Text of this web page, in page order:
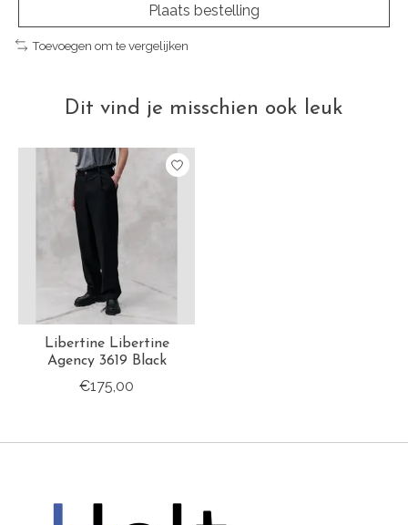
Plaats bestelling
Toevoegen om te vergelijken
Dit vind je misschien ook leuk
Items van productcarrousel
Libertine Libertine
Agency 3619 Black
€175,00